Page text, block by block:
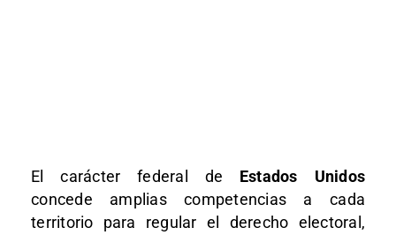
El carácter federal de Estados Unidos
concede amplias competencias a cada
territorio para regular el derecho electoral,